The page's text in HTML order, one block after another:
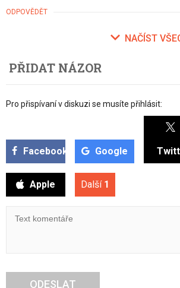
ODPOVĚDĚT
NAČÍST
PŘIDAT NÁZOR
Pro přispívaní v diskuzi se musíte přihlásit:
Facebook Google
Apple Další 1
ODESLAT